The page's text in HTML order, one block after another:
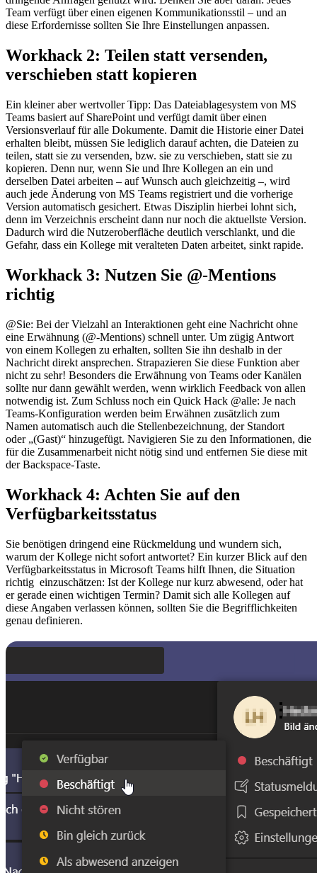
Team verfügt über einen eigenen Kommunikationsstil – und an
diese Erfordernisse sollten Sie Ihre Einstellungen anpassen.
Workhack 2: Teilen statt versenden,
verschieben statt kopieren
Ein kleiner aber wertvoller Tipp: Das Dateiablagesystem von MS
Teams basiert auf SharePoint und verfügt damit über einen
Versionsverlauf für alle Dokumente. Damit die Historie einer Datei
erhalten bleibt, müssen Sie lediglich darauf achten, die Dateien zu
teilen, statt sie zu versenden, bzw. sie zu verschieben, statt sie zu
kopieren. Denn nur, wenn Sie und Ihre Kollegen an ein und
derselben Datei arbeiten – auf Wunsch auch gleichzeitig –, wird
auch jede Änderung von MS Teams registriert und die vorherige
Version automatisch gesichert. Etwas Disziplin hierbei lohnt sich,
denn im Verzeichnis erscheint dann nur noch die aktuellste Version.
Dadurch wird die Nutzeroberfläche deutlich verschlankt, und die
Gefahr, dass ein Kollege mit veralteten Daten arbeitet, sinkt rapide.
Workhack 3: Nutzen Sie @-Mentions
richtig
@Sie: Bei der Vielzahl an Interaktionen geht eine Nachricht ohne
eine Erwähnung (@-Mentions) schnell unter. Um zügig Antwort
von einem Kollegen zu erhalten, sollten Sie ihn deshalb in der
Nachricht direkt ansprechen. Strapazieren Sie diese Funktion aber
nicht zu sehr! Besonders die Erwähnung von Teams oder Kanälen
sollte nur dann gewählt werden, wenn wirklich Feedback von allen
notwendig ist. Zum Schluss noch ein Quick Hack @alle: Je nach
Teams-Konfiguration werden beim Erwähnen zusätzlich zum
Namen automatisch auch die Stellenbezeichnung, der Standort
oder „(Gast)“ hinzugefügt. Navigieren Sie zu den Informationen, die
für die Zusammenarbeit nicht nötig sind und entfernen Sie diese mit
der Backspace-Taste.
Workhack 4: Achten Sie auf den
Verfügbarkeitsstatus
Sie benötigen dringend eine Rückmeldung und wundern sich,
warum der Kollege nicht sofort antwortet? Ein kurzer Blick auf den
Verfügbarkeitsstatus in Microsoft Teams hilft Ihnen, die Situation
richtig einzuschätzen: Ist der Kollege nur kurz abwesend, oder hat
er gerade einen wichtigen Termin? Damit sich alle Kollegen auf
diese Angaben verlassen können, sollten Sie die Begrifflichkeiten
genau definieren.